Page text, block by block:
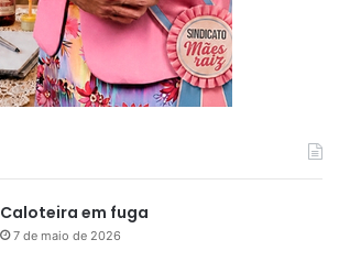
Caloteira em fuga
7 de maio de 2026